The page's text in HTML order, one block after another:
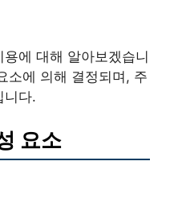
에 대해 알아보겠습니
소에 의해 결정되며, 주
니다.
요소